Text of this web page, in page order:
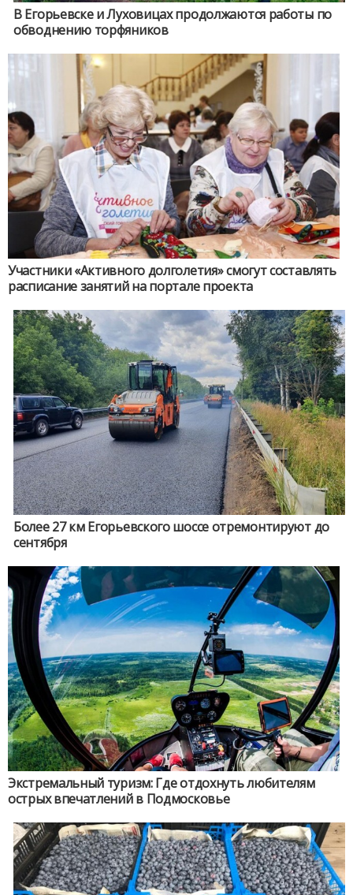
В Егорьевске и Луховицах продолжаются работы по
обводнению торфяников
Участники «Активного долголетия» смогут составлять
расписание занятий на портале проекта
Более 27 км Егорьевского шоссе отремонтируют до
сентября
Экстремальный туризм: Где отдохнуть любителям
острых впечатлений в Подмосковье